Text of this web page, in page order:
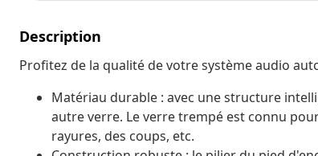
Description
Profitez de la qualité de votre système audio
Matériau durable : avec une structure
autre verre. Le verre trempé est connu
rayures, des coups, etc.